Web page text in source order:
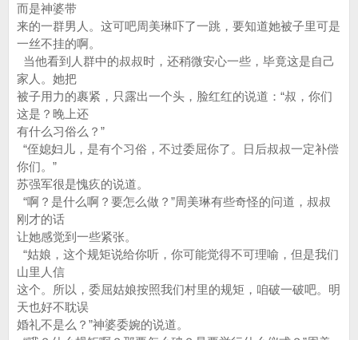
而是神婆带
来的一群男人。这可吧周美琳吓了一跳，要知道她被子里可是
一丝不挂的啊。
当他看到人群中的叔叔时，还稍微安心一些，毕竟这是自己
家人。她把
被子用力的裹紧，只露出一个头，脸红红的说道：“叔，你们
这是？晚上还
有什么习俗么？”
“侄媳妇儿，是有个习俗，不过委屈你了。日后叔叔一定补偿
你们。”
苏强军很是愧疚的说道。
“啊？是什么啊？要怎么做？”周美琳有些奇怪的问道，叔叔
刚才的话
让她感觉到一些紧张。
“姑娘，这个规矩说给你听，你可能觉得不可理喻，但是我们
山里人信
这个。所以，委屈姑娘按照我们村里的规矩，咱破一破吧。明
天也好不耽误
婚礼不是么？”神婆委婉的说道。